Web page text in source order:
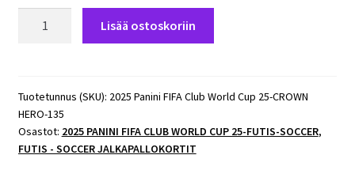
World
Cup
CROWN
HERO
Lisää ostoskoriin
Tuotetunnus (SKU): 2025 Panini FIFA Club World Cup 25-CROWN
HERO-135
Osastot: 2025 PANINI FIFA CLUB WORLD CUP 25-FUTIS-SOCCER,
FUTIS - SOCCER JALKAPALLOKORTIT